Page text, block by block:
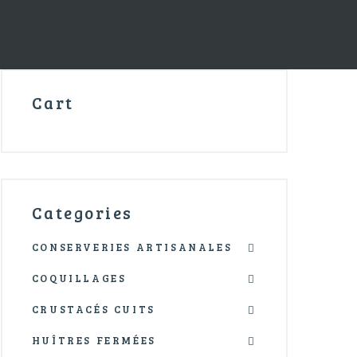
Cart
Categories
CONSERVERIES ARTISANALES
COQUILLAGES
CRUSTACÉS CUITS
HUÎTRES FERMÉES